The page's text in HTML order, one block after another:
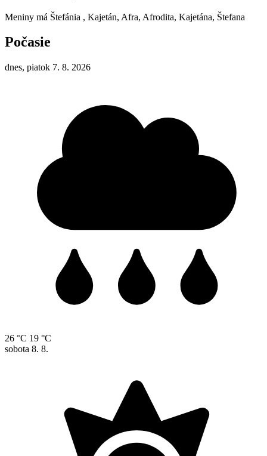
Meniny má Štefánia , Kajetán, Afra, Afrodita, Kajetána, Štefana
Počasie
dnes, piatok 7. 8. 2026
26 °C 19 °C
sobota 8. 8.